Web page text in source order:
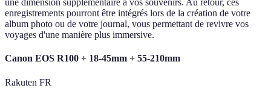
une dimension supplémentaire à vos souvenirs. Au retour, ces
enregistrements pourront être intégrés lors de la création de votre
album photo ou de votre journal, vous permettant de revivre vos
voyages d'une manière plus immersive.
Canon EOS R100 + 18-45mm + 55-210mm
Rakuten FR